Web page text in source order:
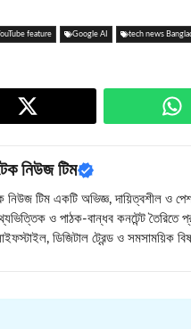
feature Google AI tech news
নিউজ টিম
নিউজ টিম একটি অভিজ্ঞ, দায়িত্বশীল ও
ও পাঠক-বান্ধব কনটেন্ট
ডিজিটাল ট্রেন্ড ও সমসাময়িক